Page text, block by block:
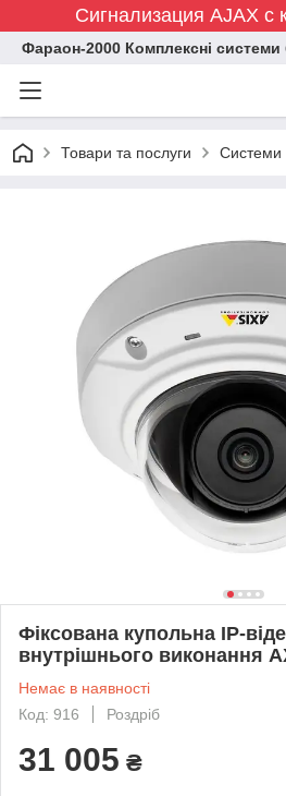
Сигнализация AJAX с
Фараон-2000 Комплексні системи
Товари та послуги Системи
Фіксована купольна IP-
внутрішнього виконання
Немає в наявності
Код: 916
Роздріб
31 005 ₴